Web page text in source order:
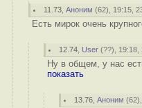
11.73 ,Аноним (62), 19:15,
Есть мирок очень
12.74 User (??), 19:18,
Ну в общем, у нас
показать
13.76 ,Аноним (62